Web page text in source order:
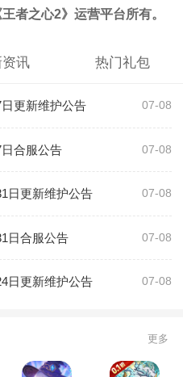
者之心2》运营平台所有。
讯 热门礼包
更新维护公告 07-08
合服公告 07-08
日更新维护公告 07-08
日合服公告 07-08
日更新维护公告 07-08
更多